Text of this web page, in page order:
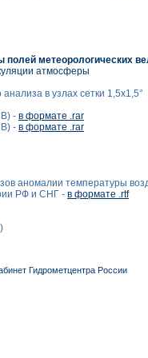
полей метеорологических
атмосферы
в узлах сетки 1,5x1,5°
- в формате .rar
- в формате .rar
аномалии температуры
РФ и СНГ - в формате .rtf
Гидрометцентра России